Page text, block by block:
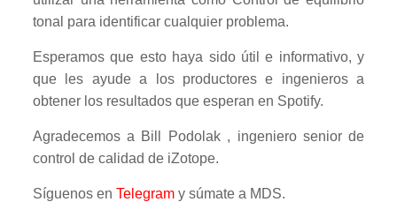
tonal para identificar cualquier problema.
Esperamos que esto haya sido útil e informativo, y
que les ayude a los productores e ingenieros a
obtener los resultados que esperan en Spotify.
Agradecemos a Bill Podolak , ingeniero senior de
control de calidad de iZotope.
Síguenos en Telegramy súmate a MDS.